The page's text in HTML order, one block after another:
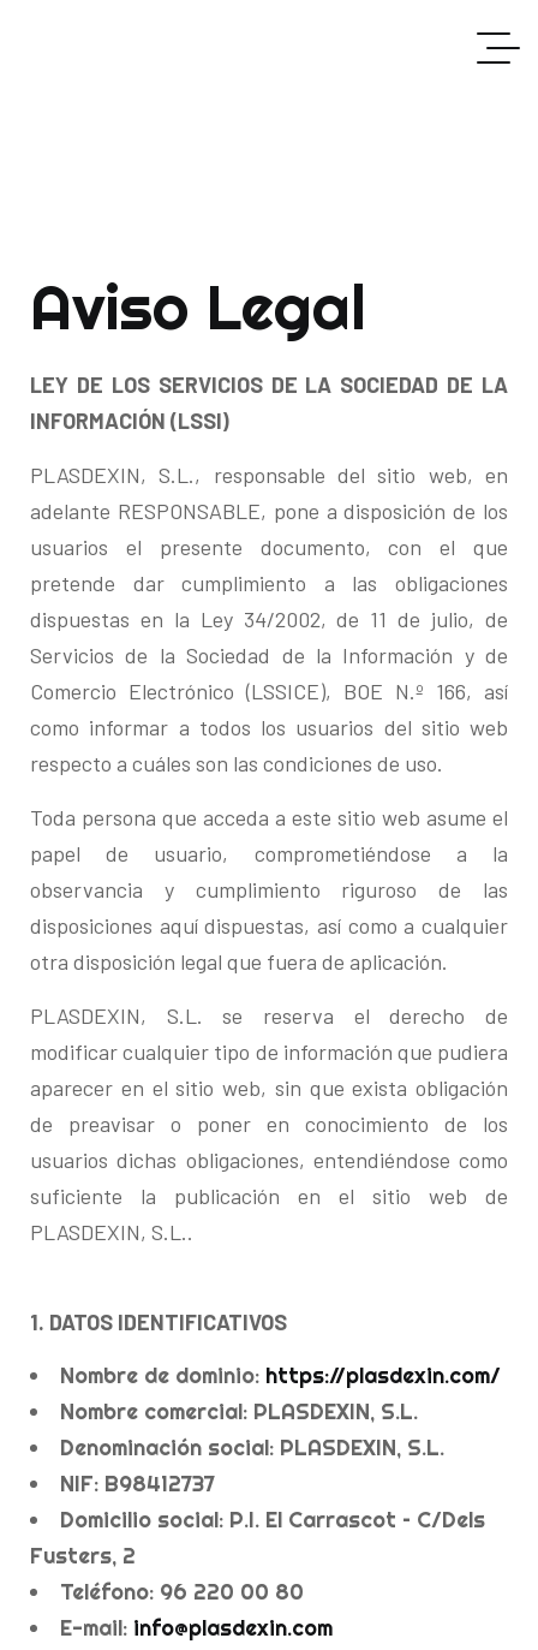
Aviso Legal
LEY DE LOS SERVICIOS DE LA SOCIEDAD DE LA
INFORMACIÓN (LSSI)
PLASDEXIN, S.L., responsable del sitio web, en
adelante RESPONSABLE, pone a disposición de los
usuarios el presente documento, con el que
pretende dar cumplimiento a las obligaciones
dispuestas en la Ley 34/2002, de 11 de julio, de
Servicios de la Sociedad de la Información y de
Comercio Electrónico (LSSICE), BOE N.º 166, así
como informar a todos los usuarios del sitio web
respecto a cuáles son las condiciones de uso.
Toda persona que acceda a este sitio web asume el
papel de usuario, comprometiéndose a la
observancia y cumplimiento riguroso de las
disposiciones aquí dispuestas, así como a cualquier
otra disposición legal que fuera de aplicación.
PLASDEXIN, S.L. se reserva el derecho de
modificar cualquier tipo de información que pudiera
aparecer en el sitio web, sin que exista obligación
de preavisar o poner en conocimiento de los
usuarios dichas obligaciones, entendiéndose como
suficiente la publicación en el sitio web de
PLASDEXIN, S.L..
1. DATOS IDENTIFICATIVOS
Nombre de dominio: https://plasdexin.com/
Nombre comercial: PLASDEXIN, S.L.
Denominación social: PLASDEXIN, S.L.
NIF: B98412737
Domicilio social: P.I. El Carrascot – C/Dels
Fusters, 2
Teléfono: 96 220 00 80
E-mail: info@plasdexin.com